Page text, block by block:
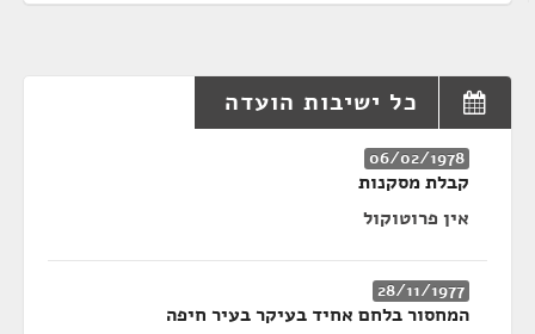
כל ישיבות הועדה
06/02/1978
קבלת מסקנות
אין פרוטוקול
28/11/1977
המחסור בלחם אחיד בעיקר בעיר חיפה